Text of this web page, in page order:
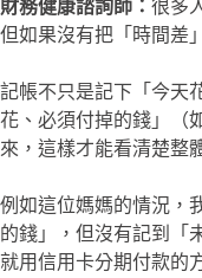
財務健康諮詢師： 很多
但如果沒有把「時間差
記帳不只是記下「今天
花、必須付掉的錢」（
來，這樣才能看清楚整
例如這位媽媽的情況，
的錢」，但沒有記到「
就用信用卡分期付款的